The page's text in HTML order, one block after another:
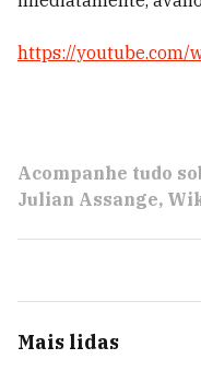
https://youtube.com/
Acompanhe tudo
Julian Assange
Mais lidas